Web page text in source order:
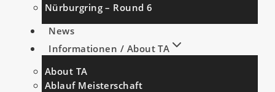
Nürburgring – Round 6
News
Informationen / About TA
About TA
Ablauf Meisterschaft